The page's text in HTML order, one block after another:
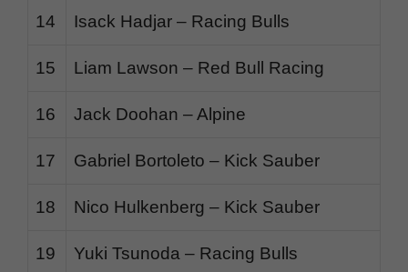
14 Isack Hadjar – Racing Bulls
15 Liam Lawson – Red Bull Racing
16 Jack Doohan – Alpine
17 Gabriel Bortoleto – Kick Sauber
18 Nico Hulkenberg – Kick Sauber
19 Yuki Tsunoda – Racing Bulls